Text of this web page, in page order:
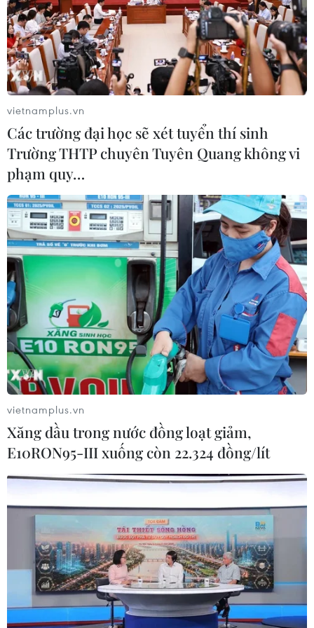
04/08/2026 14:24
Điều gì chờ đợi đồng yen sau cái bắt
tay giữa Mỹ-Nhật?
ASC 2026: Tiếp lửa đam mê khoa học
cho thế hệ trẻ Việt Nam
04/08/2026 14:08
Ngành Trí tuệ Nhân tạo của Trung
Quốc vượt mốc 1.200 tỷ NDT trong
năm 2025
04/08/2026 13:20
Nhật Bản siết chặt điều kiện cấp tư
cách vĩnh trú
04/08/2026 07:44
6 tháng năm 2026, Trung Quốc kỷ
luật hơn 1.500 cán bộ kiểm tra, giám
sát
Mỹ bán đồng euro để hỗ trợ Nhật
Bản vực dậy đồng yen
03/08/2026 15:34
vietnamplus.vn
Các trường đại học sẽ xét tuyển thí sinh
Trường THTP chuyên Tuyên Quang không vi
phạm quy…
vietnamplus.vn
Xăng dầu trong nước đồng loạt giảm,
E10RON95-III xuống còn 22.324 đồng/lít